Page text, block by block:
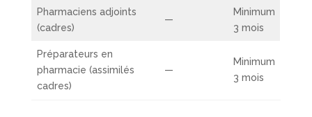
Pharmaciens adjoints
(cadres)
—
Minimum
3 mois
Préparateurs en
pharmacie (assimilés
cadres)
—
Minimum
3 mois